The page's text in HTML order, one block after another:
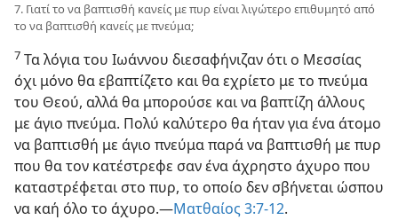
7. Γιατί το να βαπτισθή κανείς με πυρ είναι λιγώτερο επιθυμητό από
το να βαπτισθή κανείς με πνεύμα;
7 Τα λόγια του Ιωάννου διεσαφήνιζαν ότι ο Μεσσίας
όχι μόνο θα εβαπτίζετο και θα εχρίετο με το πνεύμα
του Θεού, αλλά θα μπορούσε και να βαπτίζη άλλους
με άγιο πνεύμα. Πολύ καλύτερο θα ήταν για ένα άτομο
να βαπτισθή με άγιο πνεύμα παρά να βαπτισθή με πυρ
που θα τον κατέστρεφε σαν ένα άχρηστο άχυρο που
καταστρέφεται στο πυρ, το οποίο δεν σβήνεται ώσπου
να καή όλο το άχυρο.—Ματθαίος 3:7-12.